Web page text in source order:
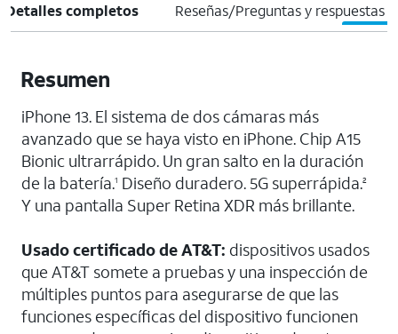
Detalles completos Reseñas/Preguntas y respuestas
Resumen
iPhone 13. El sistema de dos cámaras más
avanzado que se haya visto en iPhone. Chip A15
Bionic ultrarrápido. Un gran salto en la duración
de la batería.1 Diseño duradero. 5G superrápida.2
Y una pantalla Super Retina XDR más brillante.
Usado certificado de AT&T: dispositivos usados
que AT&T somete a pruebas y una inspección de
múltiples puntos para asegurarse de que las
funciones específicas del dispositivo funcionen